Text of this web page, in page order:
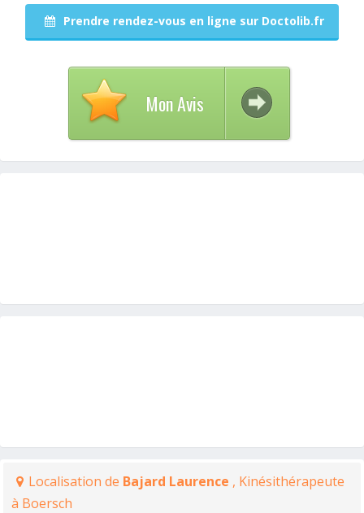
Prendre rendez-vous en ligne sur Doctolib.fr
Mon Avis
Localisation de Bajard Laurence , Kinésithérapeute
à Boersch